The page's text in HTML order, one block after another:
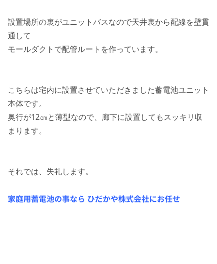
設置場所の裏がユニットバスなので天井裏から配線を壁貫
通して
モールダクトで配管ルートを作っています。
こちらは宅内に設置させていただきました蓄電池ユニット
本体です。
奥行が12㎝と薄型なので、廊下に設置してもスッキリ収
まります。
それでは、失礼します。
家庭用蓄電池の事なら ひだかや株式会社にお任せ